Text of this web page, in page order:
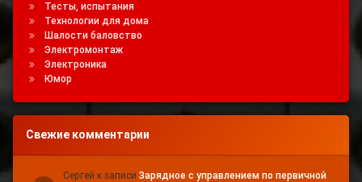
Тесты, испытания
Технологии для дома
Шалости баловство
Электромонтаж
Электроника
Юмор
Свежие комментарии
Сергей к записи Зарядное с управлением по первичной